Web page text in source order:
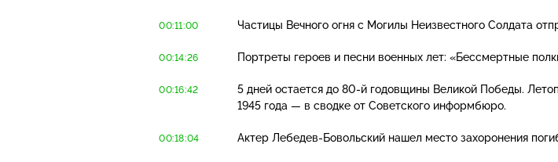
00:11:00 Частицы Вечного огня с Могилы Неизвестного Солдата
00:14:26 Портреты героев и песни военных лет: «Бессмертные
00:16:42 5 дней остается до 80-й годовщины Великой Победы.
1945 года — в сводке от Советского информбюро.
00:18:04 Актер Лебедев-Бовольский нашел место захоронения